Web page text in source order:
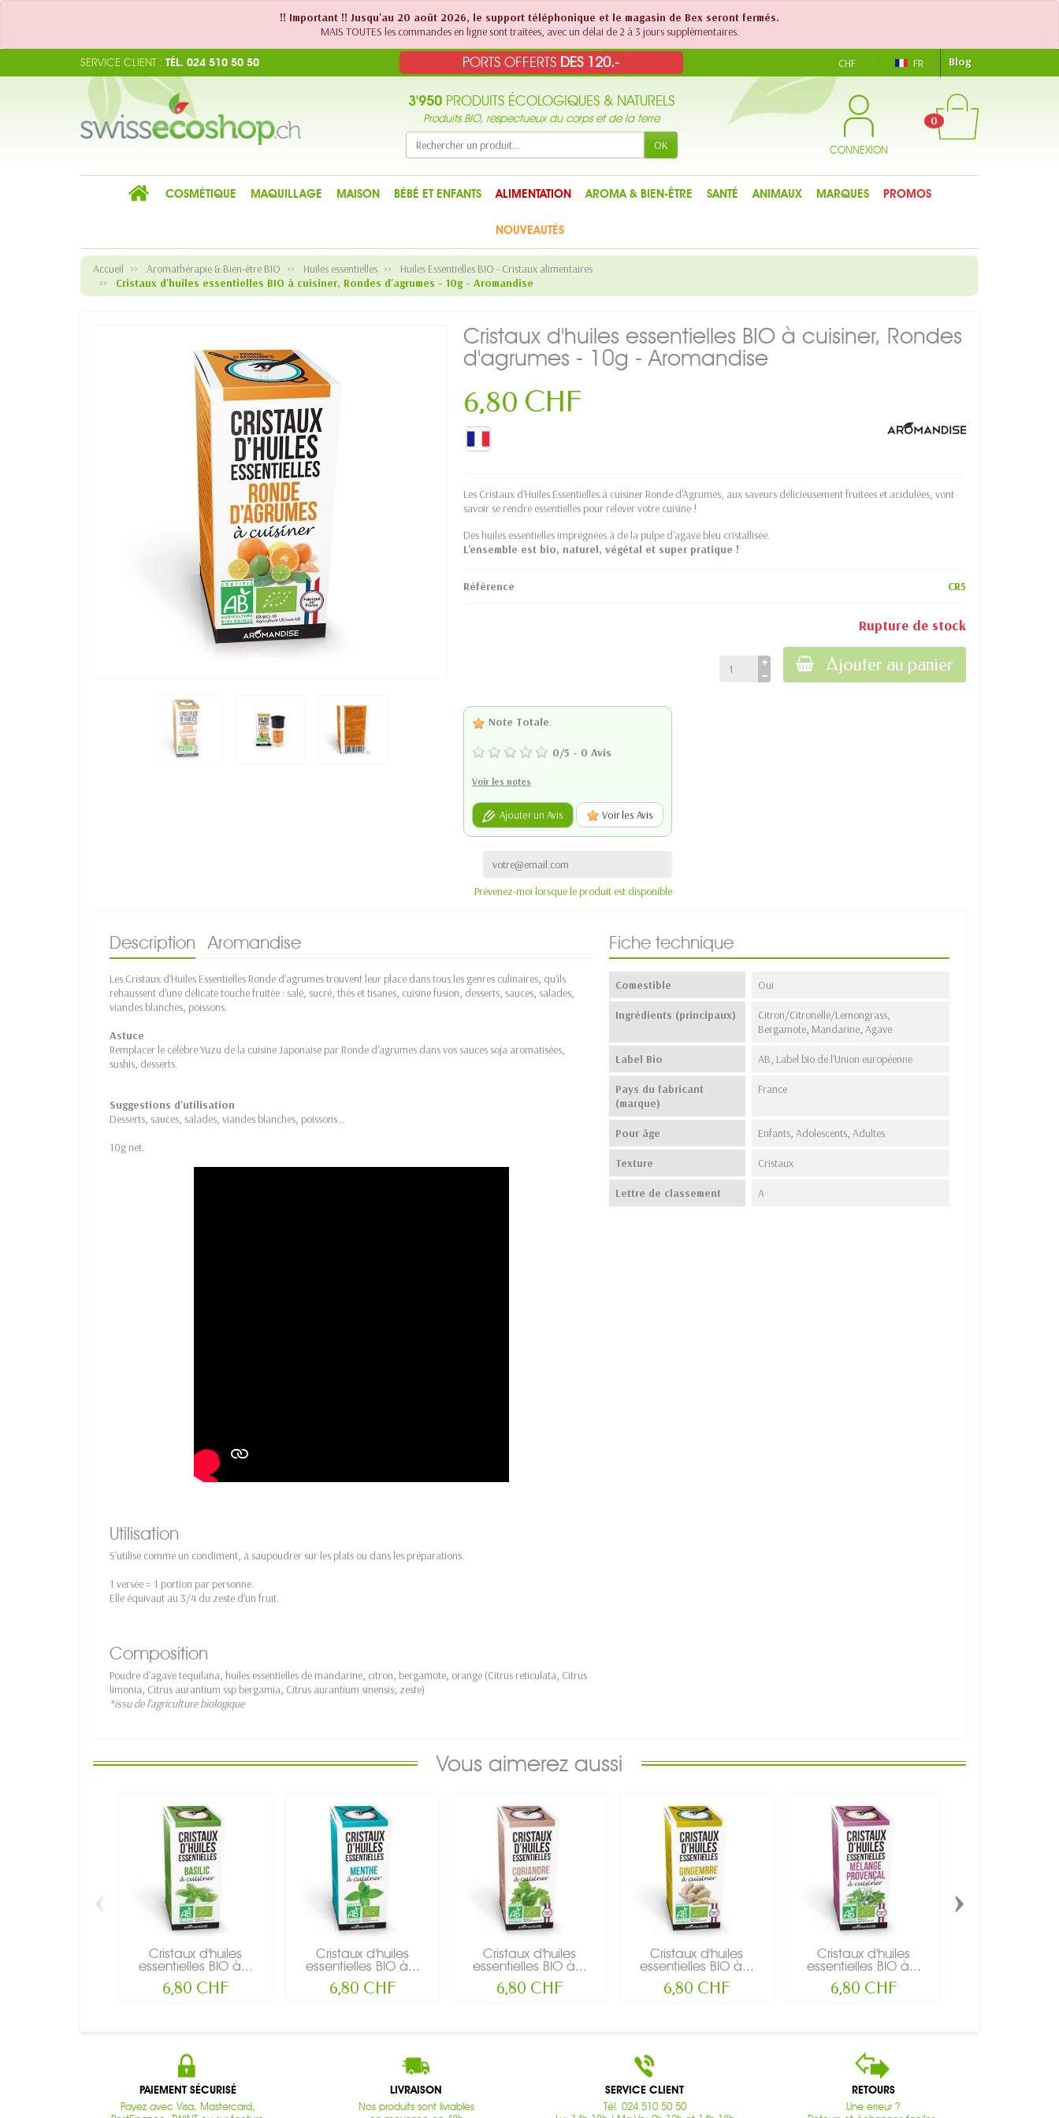
!! Important !! Jusqu'au 20 août 2026, le support téléphonique et le magasin de Bex seront fermés.
MAIS TOUTES les commandes en ligne sont traitées, avec un délai de 2 à 3 jours supplémentaires.
PORTS OFFERTS DES 120.-
SERVICE CLIENT : TÉL. 024 510 50 50 CHF FR Blog
3'950 PRODUITS ÉCOLOGIQUES & NATURELS
Produits BIO, respectueux du corps et de la terre
OK CONNEXION
0
COSMÉTIQUE MAQUILLAGE MAISON BÉBÉ ET ENFANTS ALIMENTATION AROMA & BIEN-ÊTRE SANTÉ ANIMAUX MARQUES PROMOS
NOUVEAUTÉS
Accueil Aromathérapie & Bien-être BIO Huiles essentielles
Huiles Essentielles BIO - Cristaux alimentaires
Cristaux d'huiles essentielles BIO à cuisiner, Rondes d'agrumes - 10g - Aromandise
Cristaux d'huiles essentielles BIO à cuisiner, Rondes
d'agrumes - 10g - Aromandise
6,80 CHF
Les Cristaux d'Huiles Essentielles à cuisiner Ronde d'Agrumes, aux saveurs délicieusement fruitées et acidulées, vont
savoir se rendre essentielles pour relever votre cuisine !
Des huiles essentielles imprégnées à de la pulpe d'agave bleu cristallisée.
L'ensemble est bio, naturel, végétal et super pratique !
Référence CR5
Rupture de stock
Ajouter au panier
Note Totale:
0/5 - 0 Avis
Voir les notes
Ajouter un Avis Voir les Avis
Prévenez-moi lorsque le produit est disponible
Description Aromandise
Les Cristaux d'Huiles Essentielles Ronde d'agrumes trouvent leur place dans tous les genres culinaires, qu'ils
rehaussent d'une délicate touche fruitée : salé, sucré, thés et tisanes, cuisine fusion, desserts, sauces, salades,
viandes blanches, poissons.
Astuce
Remplacer le célèbre Yuzu de la cuisine Japonaise par Ronde d'agrumes dans vos sauces soja aromatisées,
sushis, desserts.
Suggestions d'utilisation
Desserts, sauces, salades, viandes blanches, poissons…
10g net.
Utilisation
S'utilise comme un condiment, à saupoudrer sur les plats ou dans les préparations.
1 versée = 1 portion par personne.
Elle équivaut au 3/4 du zeste d'un fruit.
Composition
Poudre d'agave tequilana, huiles essentielles de mandarine, citron, bergamote, orange (Citrus reticulata, Citrus
limonia, Citrus aurantium ssp bergamia, Citrus aurantium sinensis; zeste)
*issu de l'agriculture biologique
Fiche technique
Comestible Oui
Ingrédients (principaux)
Citron/Citronelle/Lemongrass,
Bergamote, Mandarine, Agave
Label Bio AB, Label bio de l'Union européenne
Pays du fabricant
(marque)
France
Pour âge Enfants, Adolescents, Adultes
Texture Cristaux
Lettre de classement A
Vous aimerez aussi
Cristaux d'huiles
essentielles BIO à...
6,80 CHF
Cristaux d'huiles
essentielles BIO à...
6,80 CHF
Cristaux d'huiles
essentielles BIO à...
6,80 CHF
Cristaux d'huiles
essentielles BIO à...
6,80 CHF
Cristaux d'huiles
essentielles BIO à...
6,80 CHF
‹ ›
PAIEMENT SÉCURISÉ
Payez avec Visa, Mastercard,
LIVRAISON
Nos produits sont livrables
SERVICE CLIENT
Tél. 024 510 50 50
RETOURS
Une erreur ?